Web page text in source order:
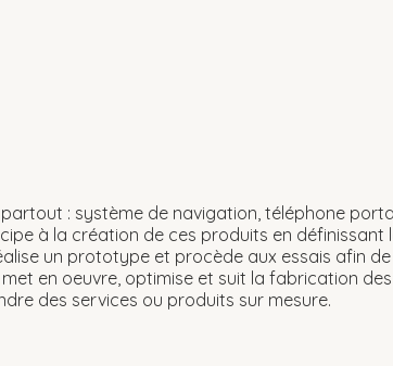
: système de navigation, téléphone
à la création de ces produits en
un prototype et procède aux essais afin
en oeuvre, optimise et suit la fabrication
des services ou produits sur mesure.